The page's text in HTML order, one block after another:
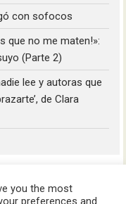
con sofocos
que no me maten!»:
(Parte 2)
lee y autoras que
de Clara
you the most
preferences and